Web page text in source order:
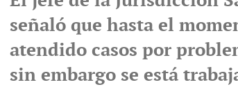
señaló que hasta el
atendido casos por
sin embargo se está